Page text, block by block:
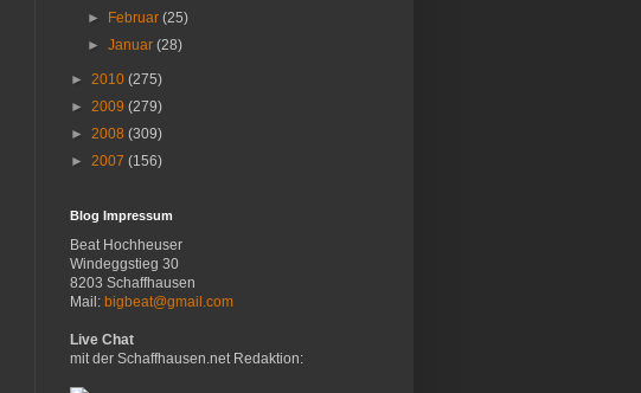
►
Februar(25)
►Januar(28)
► 2010 (275)
► 2009 (279)
► 2008 (309)
► 2007 (156)
Blog Impressum
Beat Hochheuser
Windeggstieg 30
8203 Schaffhausen
Mail: bigbeat@gmail.com
Live Chat
mit der Schaffhausen.net Redaktion: